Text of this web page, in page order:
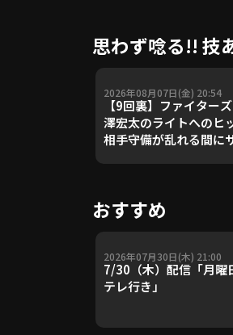
思わず唸る!! 技
2026年08月07日(金) 20:54
【9回裏】ファイター
澤宏太のライトへのヒ
相手守備が乱れる間に
グルス
おすすめ
2026年07月30日(木) 21:00
7/30（木）配信「月曜
テレ行き」